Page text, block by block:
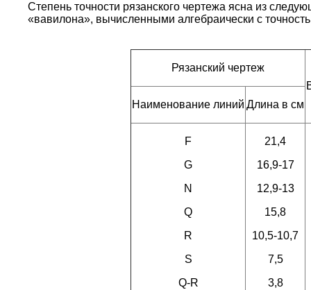
Степень точности рязанского чертежа ясна из
«вавилона», вычисленными алгебраически с
Рязанский чертеж
Наименование линий Длина в см
F
G
N
Q
R
S
Q-R
21,4
16,9-17
12,9-13
15,8
10,5-10,7
7,5
3,8